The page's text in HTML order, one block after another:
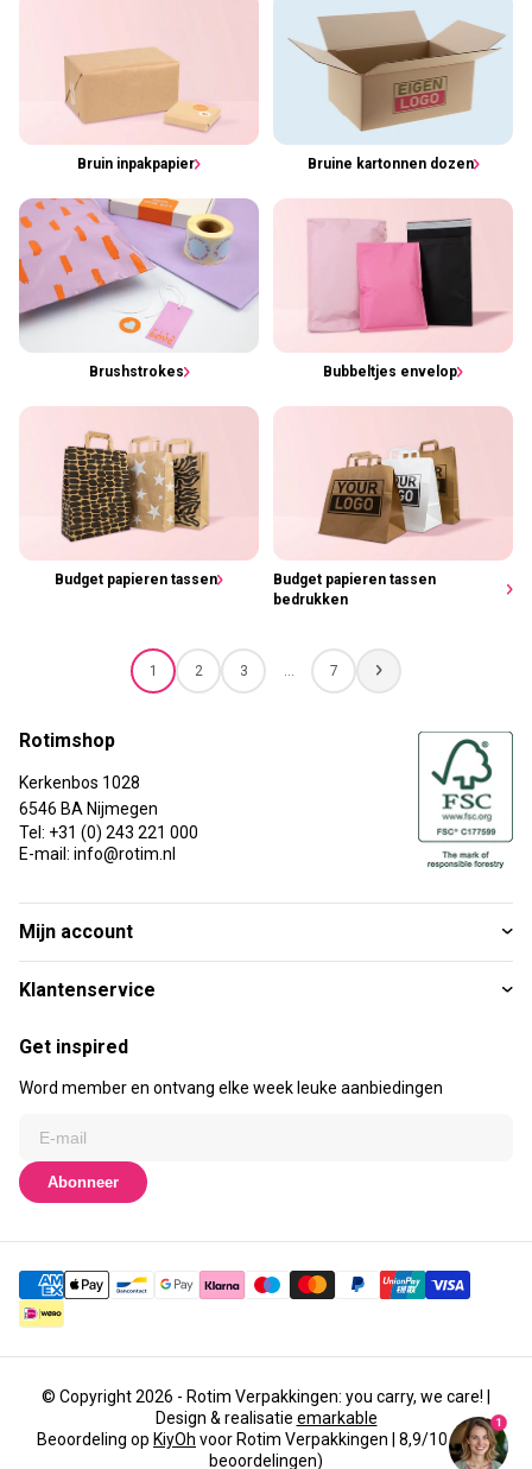
Bruin inpakpapier Bruine kartonnen dozen
Brushstrokes Bubbeltjes envelop
Budget papieren tassen
Budget papieren tassen
bedrukken
1 2 3 7
Rotimshop
Kerkenbos 1028
6546 BA Nijmegen
Tel: +31 (0) 243 221 000
E-mail: info@rotim.nl
Mijn account
Klantenservice
Get inspired
Word member en ontvang elke week leuke aanbiedingen
Abonneer
© Copyright 2026 - Rotim Verpakkingen: you carry, we care! |
Design & realisatie emarkable
Beoordeling op KiyOh voor Rotim Verpakkingen | 8,9/10 (3435
beoordelingen)
1